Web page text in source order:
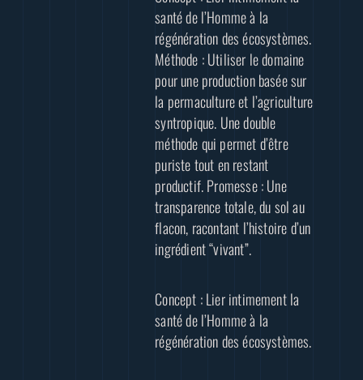
santé de l’Homme à la
régénération des écosystèmes.
Méthode : Utiliser le domaine
pour une production basée sur
la permaculture et l’agriculture
syntropique. Une double
méthode qui permet d’être
puriste tout en restant
productif. Promesse : Une
transparence totale, du sol au
flacon, racontant l’histoire d’un
ingrédient “vivant”.
Concept : Lier intimement la
santé de l’Homme à la
régénération des écosystèmes.